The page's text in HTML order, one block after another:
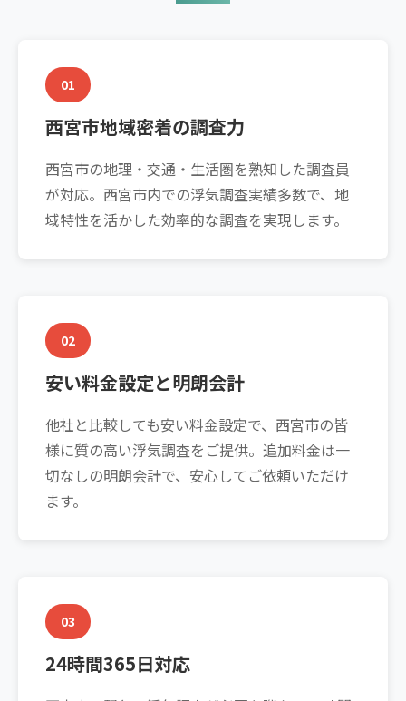
01
西宮市地域密着の調査力
西宮市の地理・交通・生活圏を熟知した調査員
が対応。西宮市内での浮気調査実績多数で、地
域特性を活かした効率的な調査を実現します。
02
安い料金設定と明朗会計
他社と比較しても安い料金設定で、西宮市の皆
様に質の高い浮気調査をご提供。追加料金は一
切なしの明朗会計で、安心してご依頼いただけ
ます。
03
24時間365日対応